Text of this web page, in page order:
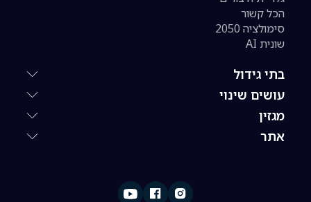
הכל קשור
סימולציה 2050
שונית AI
בתי גידול
עושים שינוי
מגזין
אתר